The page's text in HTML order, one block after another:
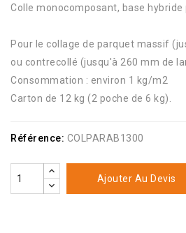
Colle monocomposant, base hybride
Pour le collage de parquet massif
ou contrecollé (jusqu'à 260 mm de
Consommation : environ 1 kg/m2
Carton de 12 kg (2 poche de 6 kg).
Référence: COLPARAB1300
Ajouter Au Devis